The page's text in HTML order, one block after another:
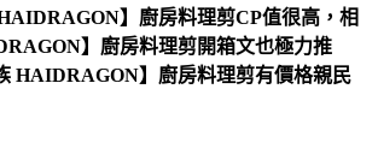
】廚房料理剪CP值很高，相
】廚房料理剪開箱文也極力推
HAIDRAGON】廚房料理剪有價格親民